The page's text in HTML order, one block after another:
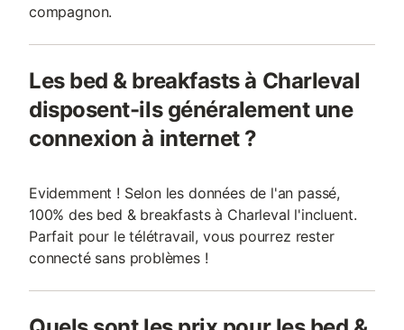
compagnon.
Les bed & breakfasts à Charleval
disposent-ils généralement une
connexion à internet ?
Evidemment ! Selon les données de l'an passé,
100% des bed & breakfasts à Charleval l'incluent.
Parfait pour le télétravail, vous pourrez rester
connecté sans problèmes !